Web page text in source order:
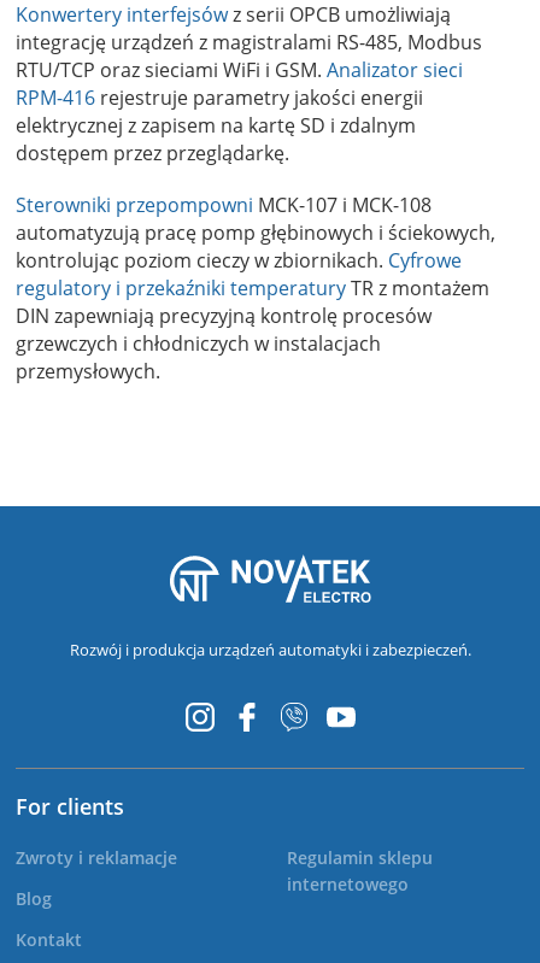
Konwertery interfejsówz serii OPCB umożliwiają
integrację urządzeń z magistralami RS-485, Modbus
RTU/TCP oraz sieciami WiFi i GSM. Analizator sieci
RPM-416 rejestruje parametry jakości energii
elektrycznej z zapisem na kartę SD i zdalnym
dostępem przez przeglądarkę.
Sterowniki przepompowni MCK-107 i MCK-108
automatyzują pracę pomp głębinowych i ściekowych,
kontrolując poziom cieczy w zbiornikach. Cyfrowe
regulatory i przekaźniki temperaturyTR z montażem
DIN zapewniają precyzyjną kontrolę procesów
grzewczych i chłodniczych w instalacjach
przemysłowych.
Rozwój i produkcja urządzeń automatyki i zabezpieczeń.
For clients
Zwroty i reklamacje
Blog
Kontakt
Regulamin sklepu
internetowego